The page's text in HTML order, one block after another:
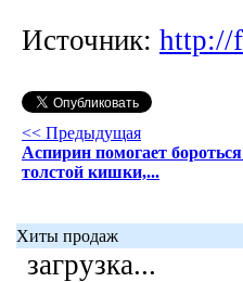
Источник: http://
<< Предыдущая
Аспирин помогает
толстой кишки,...
Хиты продаж
загрузка...